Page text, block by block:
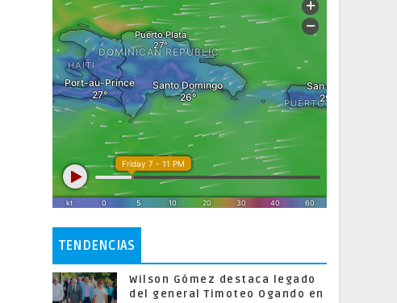
TENDENCIAS
Wilson Gómez destaca legado
del general Timoteo Ogando en